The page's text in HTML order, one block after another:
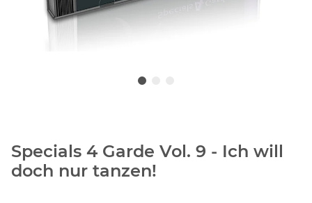
Specials 4 Garde Vol. 9 - Ich will
doch nur tanzen!